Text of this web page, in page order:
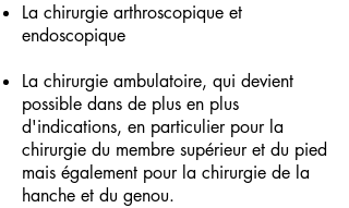
La chirurgie arthroscopique et
endoscopique
La chirurgie ambulatoire, qui devient
possible dans de plus en plus
d'indications, en particulier pour la
chirurgie du membre supérieur et du pied
mais également pour la chirurgie de la
hanche et du genou.